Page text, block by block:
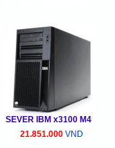
SEVER IBM x3100 M4
21.851.000 VND